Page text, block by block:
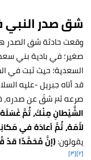
شق صدر
وقعت حادثة شق الصدر
صغير؛ في بادية بني
السعدية؛ حيث ثبت في
قد أتاه جبريل -عليه
صرعه ثم شقّ عن صدره،
الشَّيْطانِ مِنْكَ، ثُمَّ
لأَمَهُ، ثُمَّ أعادَهُ في
يقولون:(إنَّ مُحَمَّدًا قدْ
[٢] [٣]